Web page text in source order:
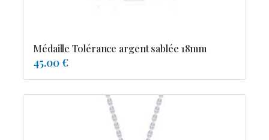
Médaille Tolérance argent sablée 18mm
45.00 €